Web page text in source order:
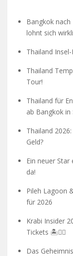
Bangkok nach
lohnt sich
Thailand
Thailand
Tour!
Thailand für
ab Bangkok in
Thailand
Geld?
Ein neuer
da!
Pileh Lagoon
für 2026
Krabi Insider
Tickets 🏝️🧗‍♂️
Das